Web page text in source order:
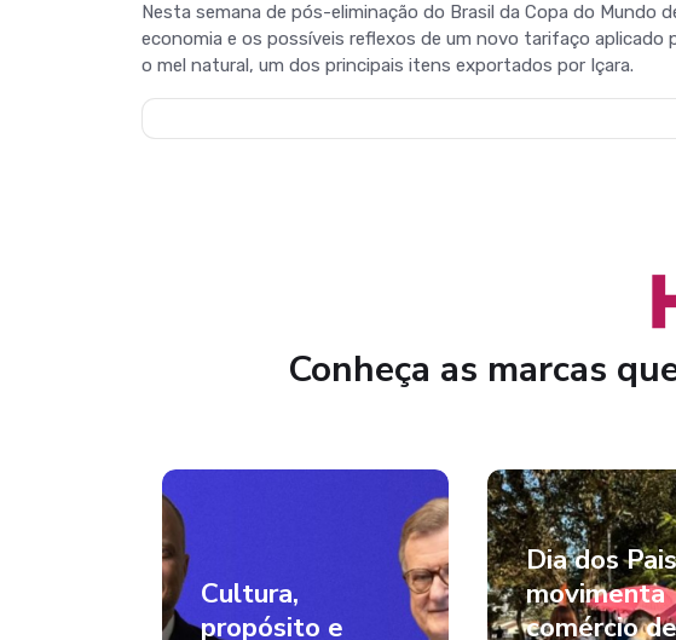
Nesta semana de pós-eliminação do Brasil da Copa do
economia e os possíveis reflexos de um novo tarifaço
o mel natural, um dos principais itens exportados por Içara.
Conheça as marcas
Cultura,
propósito e
Dia dos Pais
movimenta
comércio de